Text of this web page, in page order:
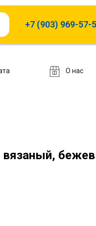
+7 (903) 969-57-
О нас